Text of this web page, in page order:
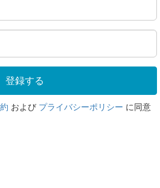
および プライバシーポリシー に同意